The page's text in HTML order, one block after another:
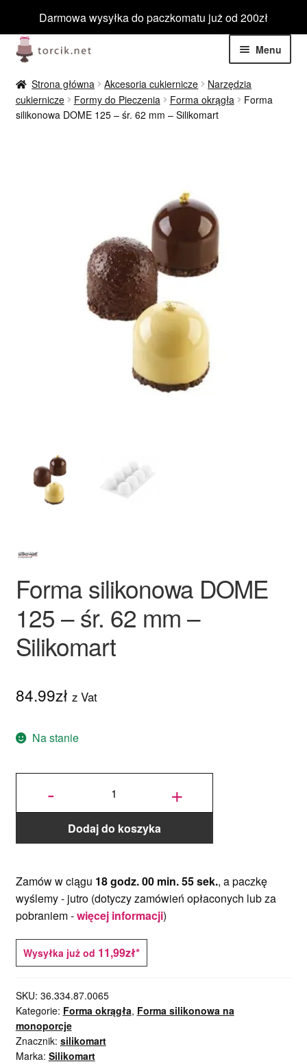
Darmowa wysyłka do paczkomatu już od 200zł
Przejdź
do
nawigacji
Przejdź
do
treści
Menu
Jadalne
menu
Niejadalne
Strona główna Akcesoria cukiernicze
Narzędzia
cukiernicze
Formy do Pieczenia Forma okrągła
Forma
silikonowa DOME 125 – śr. 62 mm – Silikomart
Forma silikonowa DOME
125 – śr. 62 mm –
Silikomart
84.99zł z Vat
Na stanie
-
ilość
DOME
125 - śr.
62 mm -
Silikomart +
Dodaj do koszyka
Zamów w ciągu 18 godz. 00 min. 54 sek., a paczkę
wyślemy - jutro(dotyczy zamówień opłaconych lub za
pobraniem -więcej informacji)
Wysyłka już od 11,99zł*
SKU: 36.334.87.0065
Kategorie: Forma okrągła, Forma silikonowa na
monoporcje
Znacznik: silikomart
Marka: Silikomart